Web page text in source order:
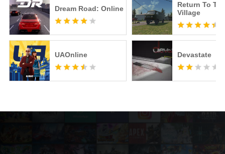
Dream Road: Online
UAOnline
Return To
Village
Devastate